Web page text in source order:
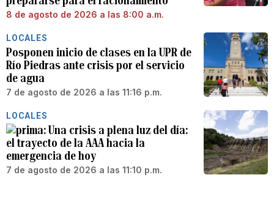
8 de agosto de 2026 a las 8:00 a.m.
LOCALES
Posponen inicio de clases en la UPR de
Río Piedras ante crisis por el servicio
de agua
7 de agosto de 2026 a las 11:16 p.m.
LOCALES
Una crisis a plena luz del día:
el trayecto de la AAA hacia la
emergencia de hoy
7 de agosto de 2026 a las 11:10 p.m.